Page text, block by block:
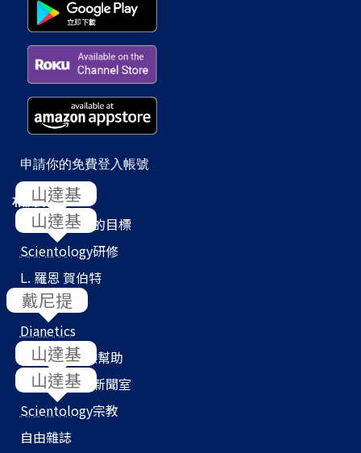
申請你的免費登入帳號
相關網站
Scientology
的目標
Scientology研修
L. 羅恩 賀伯特
教會搜尋器
Dianetics
我們如何提供幫助
Scientology
新聞室
Scientology宗教
自由雜誌